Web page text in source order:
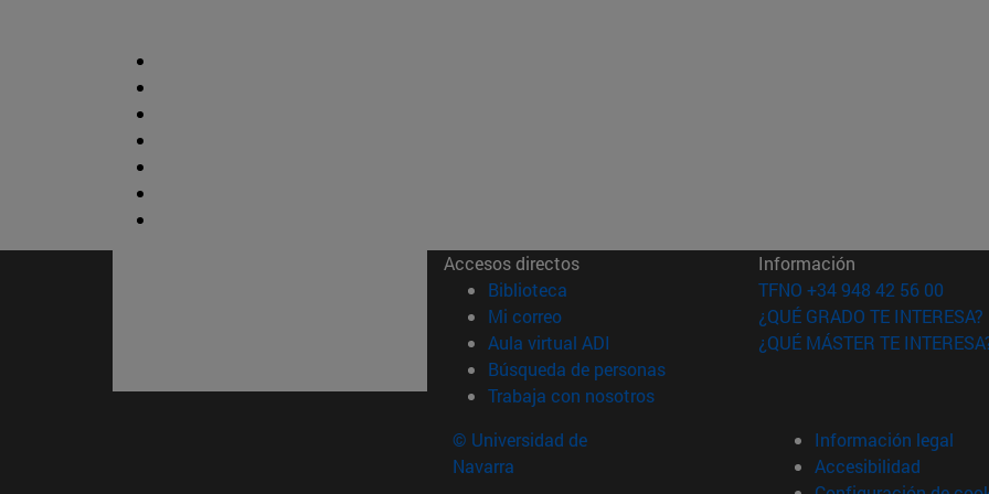
Accesos directos
Biblioteca (abre en nueva ventana)
Mi correo(abre en nueva ventana)
Aula virtual ADI (abre en nueva ventana)
Búsqueda de personas(abre en nueva ventana)
Trabaja con nosotros(abre en nueva ventana)
Información
TFNO +34 948 42 56 00
¿QUÉ GRADO TE INTERESA?
¿QUÉ MÁSTER TE
© Universidad de
Navarra
Información legal
Accesibilidad